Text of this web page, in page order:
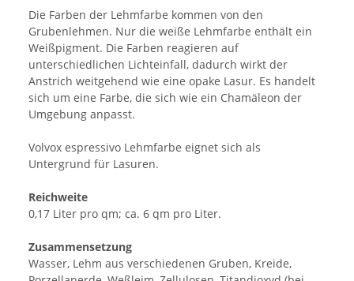
Die Farben der Lehmfarbe kommen von den
Grubenlehmen. Nur die weiße Lehmfarbe enthält ein
Weißpigment. Die Farben reagieren auf
unterschiedlichen Lichteinfall, dadurch wirkt der
Anstrich weitgehend wie eine opake Lasur. Es handelt
sich um eine Farbe, die sich wie ein Chamäleon der
Umgebung anpasst.
Volvox espressivo Lehmfarbe eignet sich als
Untergrund für Lasuren.
Reichweite
0,17 Liter pro qm; ca. 6 qm pro Liter.
Zusammensetzung
Wasser, Lehm aus verschiedenen Gruben, Kreide,